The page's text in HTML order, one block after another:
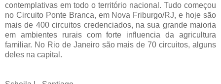
contemplativas em todo o território nacional. Tudo começou
no Circuito Ponte Branca, em Nova Friburgo/RJ, e hoje são
mais de 400 circuitos credenciados, na sua grande maioria
em ambientes rurais com forte influencia da agricultura
familiar. No Rio de Janeiro são mais de 70 circuitos, alguns
deles na capital.